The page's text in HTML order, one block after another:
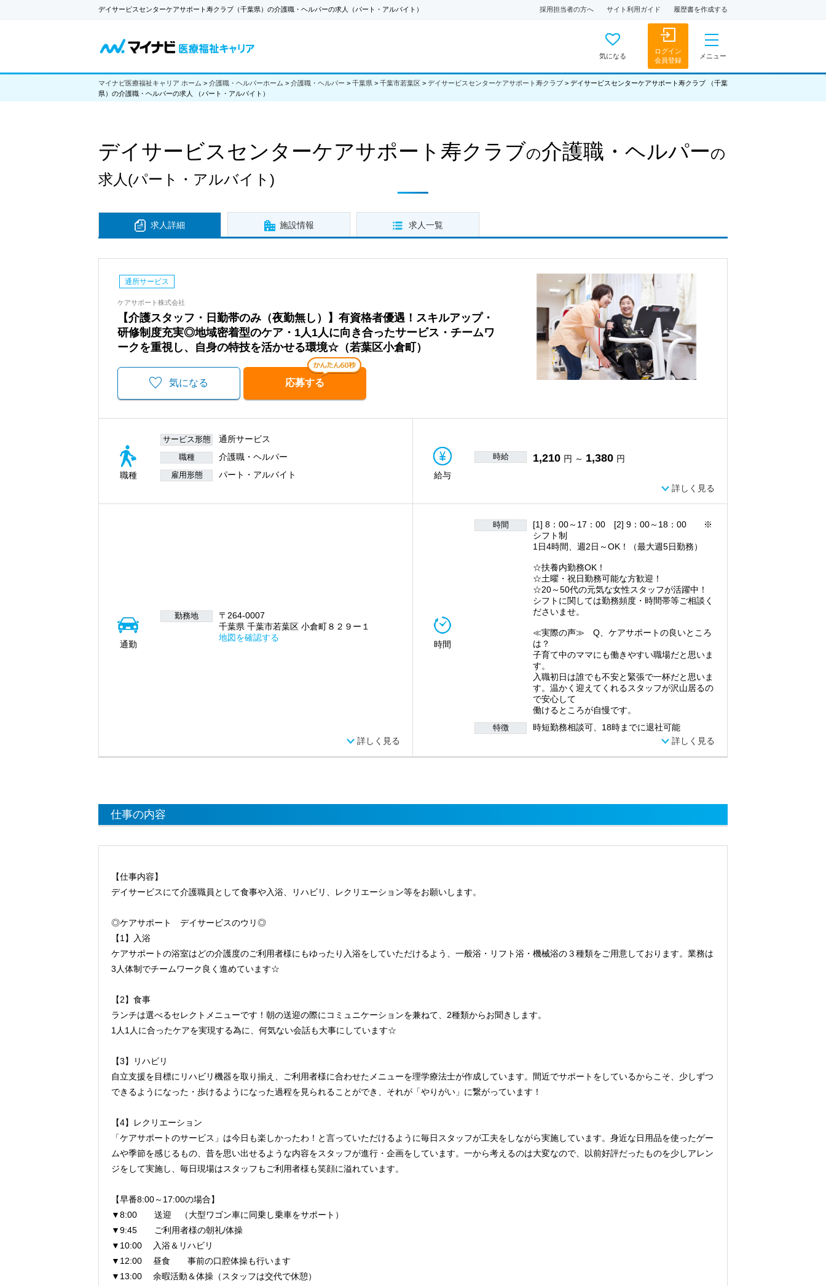
デイサービスセンターケアサポート寿クラブ（千葉県）の介護職・ヘルパーの求人（パート・アルバイト） 採用担当者の方へ サイト利用ガイド 履歴書を作成する
気になる
ログイン
会員登録
メニュー
マイナビ医療福祉キャリア ホーム > 介護職・ヘルパーホーム > 介護職・ヘルパー > 千葉県 > 千葉市若葉区 > デイサービスセンターケアサポート寿クラブ > デイサービスセンターケアサポート寿クラブ （千葉
県）の介護職・ヘルパーの求人 （パート・アルバイト）
デイサービスセンターケアサポート寿クラブの介護職・ヘルパーの
求人 (パート・アルバイト)
求人詳細 施設情報 求人一覧
通所サービス
ケアサポート株式会社
【介護スタッフ・日勤帯のみ（夜勤無し）】有資格者優遇！スキルアップ・
研修制度充実◎地域密着型のケア・1人1人に向き合ったサービス・チームワ
ークを重視し、自身の特技を活かせる環境☆（若葉区小倉町）
気になる 応募する
職種
サービス形態 通所サービス
職種 介護職・ヘルパー
雇用形態 パート・アルバイト 給与
時給 1,210 円 ～ 1,380 円
詳しく見る
通勤
勤務地
〒264-0007
千葉県 千葉市若葉区 小倉町８２９ー１
地図を確認する
詳しく見る
時間
時間
[1] 8：00～17：00 [2] 9：00～18：00 ※
シフト制
1日4時間、週2日～OK！（最大週5日勤務）
☆扶養内勤務OK！
☆土曜・祝日勤務可能な方歓迎！
☆20～50代の元気な女性スタッフが活躍中！
シフトに関しては勤務頻度・時間帯等ご相談く
ださいませ。
≪実際の声≫ Q、ケアサポートの良いところ
は？
子育て中のママにも働きやすい職場だと思いま
す。
入職初日は誰でも不安と緊張で一杯だと思いま
す。温かく迎えてくれるスタッフが沢山居るの
で安心して
働けるところが自慢です。
特徴 時短勤務相談可、18時までに退社可能
詳しく見る
仕事の内容
【仕事内容】
デイサービスにて介護職員として食事や入浴、リハビリ、レクリエーション等をお願いします。
◎ケアサポート デイサービスのウリ◎
【1】入浴
ケアサポートの浴室はどの介護度のご利用者様にもゆったり入浴をしていただけるよう、一般浴・リフト浴・機械浴の３種類をご用意しております。業務は
3人体制でチームワーク良く進めています☆
【2】食事
ランチは選べるセレクトメニューです！朝の送迎の際にコミュニケーションを兼ねて、2種類からお聞きします。
1人1人に合ったケアを実現する為に、何気ない会話も大事にしています☆
【3】リハビリ
自立支援を目標にリハビリ機器を取り揃え、ご利用者様に合わせたメニューを理学療法士が作成しています。間近でサポートをしているからこそ、少しずつ
できるようになった・歩けるようになった過程を見られることができ、それが「やりがい」に繋がっています！
【4】レクリエーション
「ケアサポートのサービス」は今日も楽しかったわ！と言っていただけるように毎日スタッフが工夫をしながら実施しています。身近な日用品を使ったゲー
ムや季節を感じるもの、昔を思い出せるような内容をスタッフが進行・企画をしています。一から考えるのは大変なので、以前好評だったものを少しアレン
ジをして実施し、毎日現場はスタッフもご利用者様も笑顔に溢れています。
【早番8:00～17:00の場合】
▼8:00 送迎 （大型ワゴン車に同乗し乗車をサポート）
▼9:45 ご利用者様の朝礼/体操
▼10:00 入浴＆リハビリ
▼12:00 昼食 事前の口腔体操も行います
▼13:00 余暇活動＆体操（スタッフは交代で休憩）